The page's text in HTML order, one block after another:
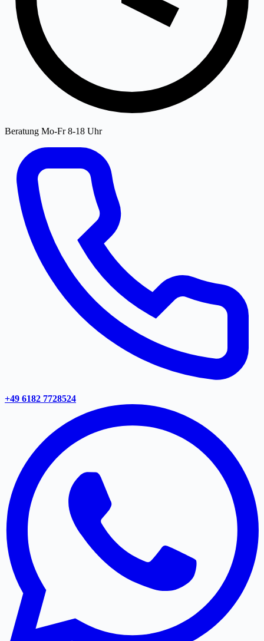
Beratung Mo-Fr 8-18 Uhr
+49 6182 7728524